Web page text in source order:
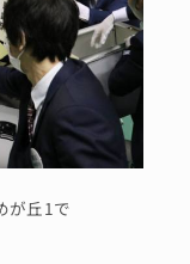
が丘1で